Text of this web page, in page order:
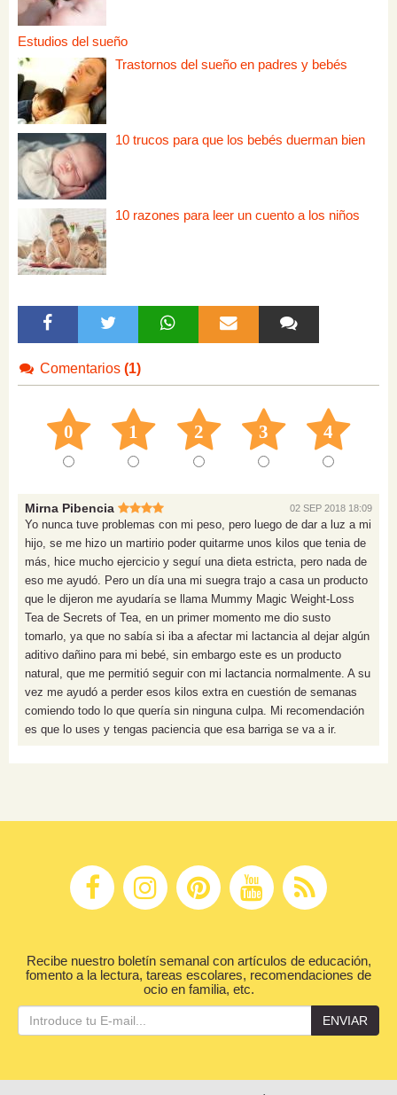
Estudios del sueño
Trastornos del sueño en padres y bebés
10 trucos para que los bebés duerman bien
10 razones para leer un cuento a los niños
Comentarios (1)
0 1 2 3 4
02 SEP 2018 18:09
Mirna Pibencia
Yo nunca tuve problemas con mi peso, pero luego de dar a luz a mi
hijo, se me hizo un martirio poder quitarme unos kilos que tenia de
más, hice mucho ejercicio y seguí una dieta estricta, pero nada de
eso me ayudó. Pero un día una mi suegra trajo a casa un producto
que le dijeron me ayudaría se llama Mummy Magic Weight-Loss
Tea de Secrets of Tea, en un primer momento me dio susto
tomarlo, ya que no sabía si iba a afectar mi lactancia al dejar algún
aditivo dañino para mi bebé, sin embargo este es un producto
natural, que me permitió seguir con mi lactancia normalmente. A su
vez me ayudó a perder esos kilos extra en cuestión de semanas
comiendo todo lo que quería sin ninguna culpa. Mi recomendación
es que lo uses y tengas paciencia que esa barriga se va a ir.
Recibe nuestro boletín semanal con artículos de educación,
fomento a la lectura, tareas escolares, recomendaciones de
ocio en familia, etc.
ENVIAR